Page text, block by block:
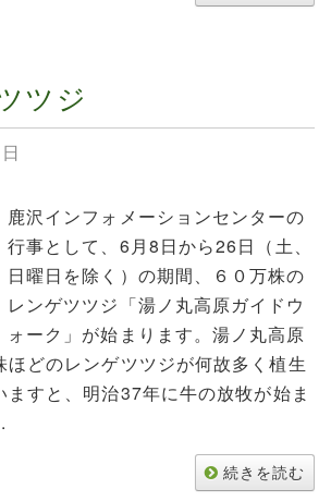
ツジ
鹿沢インフォメーションセンターの
行事として、6月8日から26日（土、
日曜日を除く）の期間、６０万株の
レンゲツツジ「湯ノ丸高原ガイドウ
ォーク」が始まります。湯ノ丸高原
ほどのレンゲツツジが何故多く植生
ますと、明治37年に牛の放牧が始ま
続きを読む